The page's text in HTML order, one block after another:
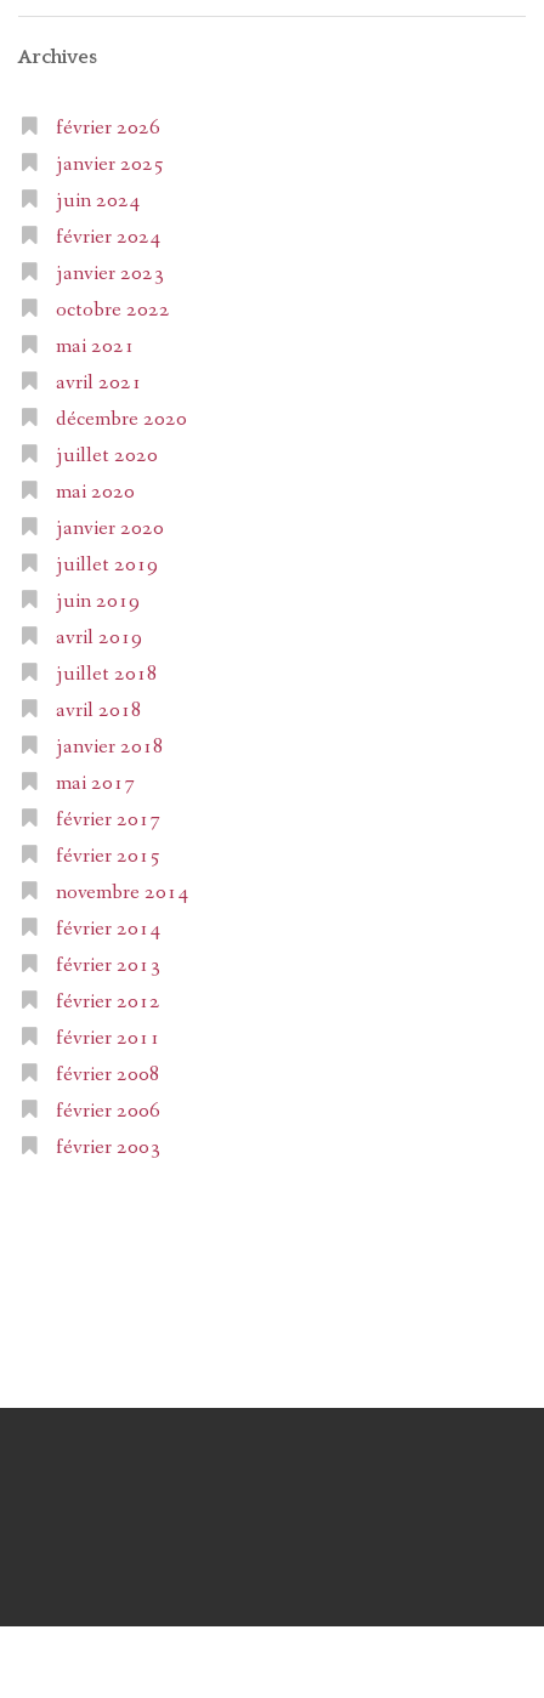
Archives
février 2026
janvier 2025
juin 2024
février 2024
janvier 2023
octobre 2022
mai 2021
avril 2021
décembre 2020
juillet 2020
mai 2020
janvier 2020
juillet 2019
juin 2019
avril 2019
juillet 2018
avril 2018
janvier 2018
mai 2017
février 2017
février 2015
novembre 2014
février 2014
février 2013
février 2012
février 2011
février 2008
février 2006
février 2003